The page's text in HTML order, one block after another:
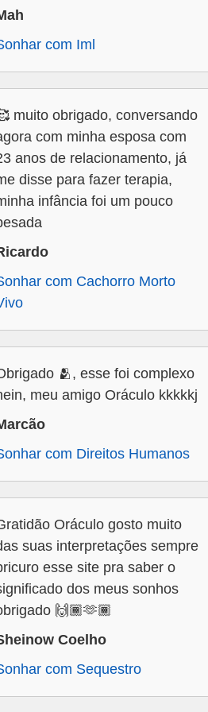
com Iml
muito obrigado, conversando
com minha esposa com
anos de relacionamento, já
disse para fazer terapia,
infância foi um pouco
com Cachorro Morto
🫂, esse foi complexo
meu amigo Oráculo kkkkkj
com Direitos Humanos
Oráculo gosto muito
suas interpretações sempre
esse site pra saber o
dos meus sonhos
🙌🏾🫶🏾
Coelho
com Sequestro